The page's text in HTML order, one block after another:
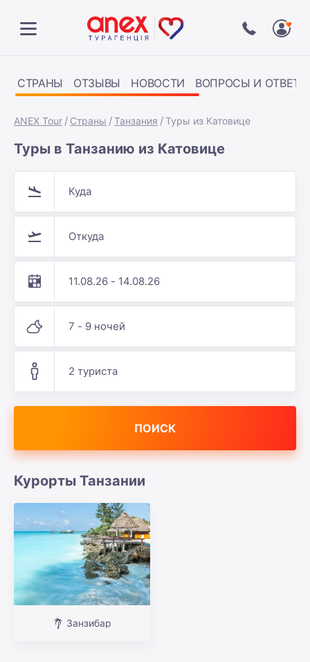
СТРАНЫ ОТЗЫВЫ НОВОСТИ ВОПРОСЫ И ОТВЕТЫ
ANEX Tour Страны Танзания Туры из Катовице
Туры в Танзанию из Катовице
Куда
Откуда
11.08.26 - 14.08.26
7 - 9 ночей
2 туриста
ПОИСК
Курорты Танзании
Занзибар